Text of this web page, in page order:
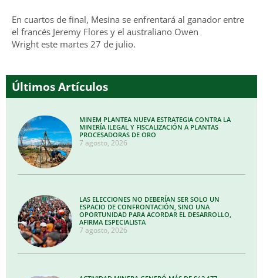
En cuartos de final, Mesina se enfrentará al ganador entre
el francés Jeremy Flores y el australiano Owen
Wright este martes 27 de julio.
Últimos Artículos
MINEM PLANTEA NUEVA ESTRATEGIA CONTRA LA
MINERÍA ILEGAL Y FISCALIZACIÓN A PLANTAS
PROCESADORAS DE ORO
7 agosto, 2026
LAS ELECCIONES NO DEBERÍAN SER SOLO UN
ESPACIO DE CONFRONTACIÓN, SINO UNA
OPORTUNIDAD PARA ACORDAR EL DESARROLLO,
AFIRMA ESPECIALISTA
7 agosto, 2026